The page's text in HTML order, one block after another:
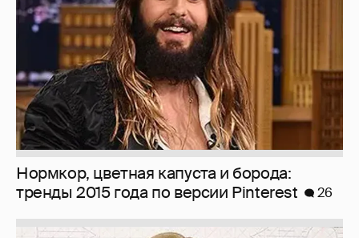
Нормкор, цветная капуста и борода:
тренды 2015 года по версии Pinterest
26